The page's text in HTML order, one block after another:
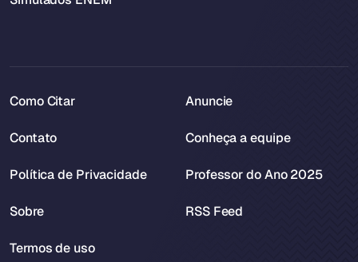
Como Citar
Contato
Política de Privacidade
Sobre
Termos de uso
Anuncie
Conheça a equipe
Professor do Ano 2025
RSS Feed